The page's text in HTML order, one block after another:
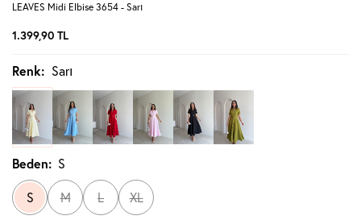
LEAVES Midi Elbise 3654 - Sarı
1.399,90 TL
Renk: Sarı
Beden: S
S M L XL